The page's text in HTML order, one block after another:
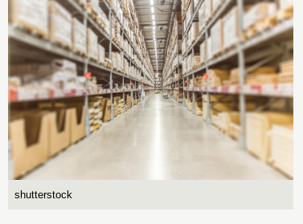
shutterstock